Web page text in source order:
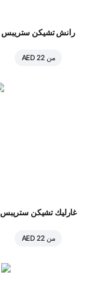
رانش تشيكن ستريبس
منAED 22
غارليك تشيكن ستريبس
منAED 22